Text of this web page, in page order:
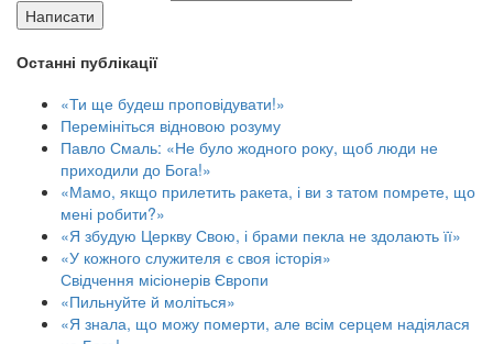
Написати
Останні публікації
«Ти ще будеш проповідувати!»
Перемініться відновою розуму
Павло Смаль: «Не було жодного року, щоб люди не
приходили до Бога!»
«Мамо, якщо прилетить ракета, і ви з татом помрете, що
мені робити?»
«Я збудую Церкву Свою, і брами пекла не здолають її»
«У кожного служителя є своя історія»
Свідчення місіонерів Європи
«Пильнуйте й моліться»
«Я знала, що можу померти, але всім серцем надіялася